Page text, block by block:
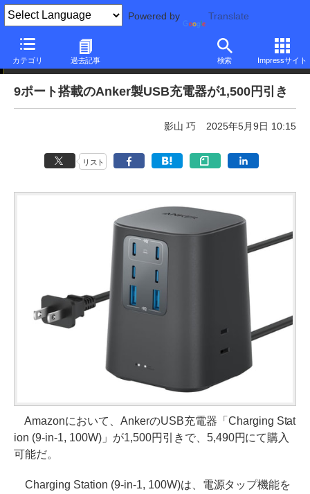
Powered by Translate
カテゴリ 過去記事 検索 Impressサイト
本日みつけたお買い得品
9ポート搭載のAnker製USB充電器が1,500円引き
影山 巧 2025年5月9日 10:15
リスト
Amazonにおいて、AnkerのUSB充電器「Charging Stat
ion (9-in-1, 100W)」が1,500円引きで、5,490円にて購入
可能だ。
Charging Station (9-in-1, 100W)は、電源タップ機能を